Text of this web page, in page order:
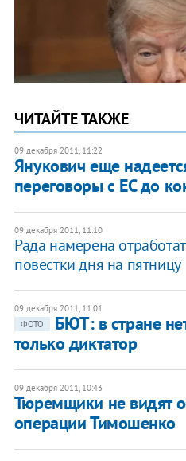
ЧИТАЙТЕ ТАКЖЕ
09 декабря 2011, 11:22
Янукович еще
переговоры с ЕС до
09 декабря 2011, 11:10
​Рада намерена
повестки дня на пятницу
09 декабря 2011, 11:01
ФОТО
БЮТ: в стране
только диктатор
09 декабря 2011, 10:43
Тюремщики не видят
операции Тимошенко